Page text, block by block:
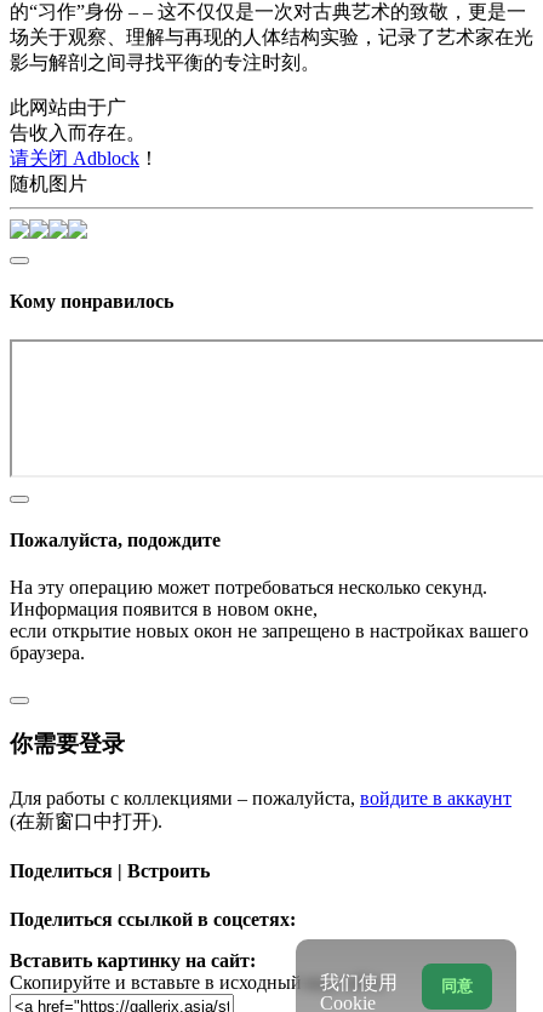
的“习作”身份 – – 这不仅仅是一次对古典艺术的致敬，更是一
场关于观察、理解与再现的人体结构实验，记录了艺术家在光
影与解剖之间寻找平衡的专注时刻。
此网站由于广
告收入而存在。
请关闭 Adblock ！
随机图片
Кому понравилось
Пожалуйста, подождите
На эту операцию может потребоваться несколько секунд.
Информация появится в новом окне,
если открытие новых окон не запрещено в настройках вашего
браузера.
你需要登录
Для работы с коллекциями – пожалуйста, войдите в аккаунт
(在新窗口中打开).
Поделиться | Встроить
Поделиться ссылкой в соцсетях:
Вставить картинку на сайт:
Скопируйте и вставьте в исходный код сайта
同意
我们使用
Cookie